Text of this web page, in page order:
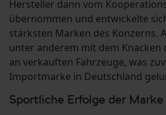
Hersteller dann vom
übernommen und entwickelte
stärksten Marken des Konzerns.
unter anderem mit dem Knacken
an verkauften Fahrzeuge, was
Importmarke in Deutschland
Sportliche Erfolge der Marke